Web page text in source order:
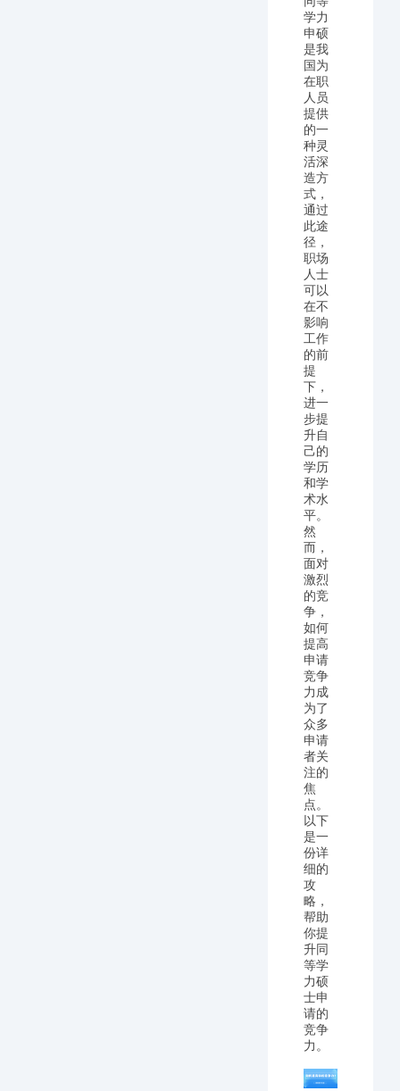
学力
申硕
是我
国为
在职
人员
提供
的一
种灵
活深
造方
式，
通过
此途
径，
职场
人士
可以
在不
影响
工作
的前
提
下，
进一
步提
升自
己的
学历
和学
术水
平。
然
而，
面对
激烈
的竞
争，
如何
提高
申请
竞争
力成
为了
众多
申请
者关
注的
焦
点。
以下
是一
份详
细的
攻
略，
帮助
你提
升同
等学
力硕
士申
请的
竞争
力。